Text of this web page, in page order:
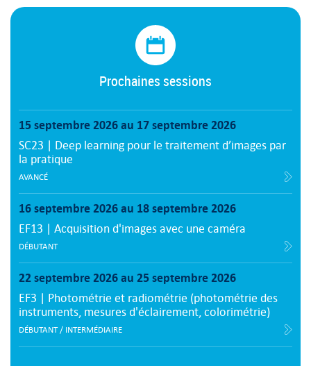
Prochaines sessions
15 septembre 2026 au 17 septembre 2026
SC23 | Deep learning pour le traitement d’images par
la pratique
AVANCÉ
16 septembre 2026 au 18 septembre 2026
EF13 | Acquisition d'images avec une caméra
DÉBUTANT
22 septembre 2026 au 25 septembre 2026
EF3 | Photométrie et radiométrie (photométrie des
instruments, mesures d'éclairement, colorimétrie)
DÉBUTANT / INTERMÉDIAIRE